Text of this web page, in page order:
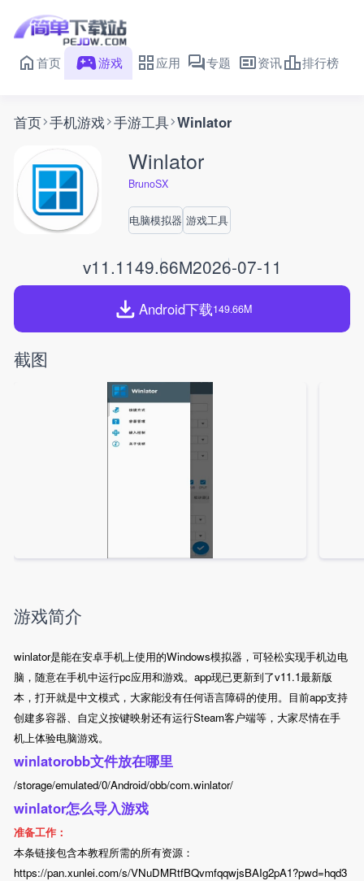
首页 游戏 应用 专题 资讯 排行榜
首页 手机游戏 手游工具 Winlator
Winlator
BrunoSX
电脑模拟器 游戏工具
v11.1 149.66M2026-07-11
Android下载149.66M
截图
游戏简介
winlator是能在安卓手机上使用的Windows模拟器，可轻松实现手机边电
脑，随意在手机中运行pc应用和游戏。app现已更新到了v11.1最新版
本，打开就是中文模式，大家能没有任何语言障碍的使用。目前app支持
创建多容器、自定义按键映射还有运行Steam客户端等，大家尽情在手
机上体验电脑游戏。
winlatorobb文件放在哪里
/storage/emulated/0/Android/obb/com.winlator/
winlator怎么导入游戏
准备工作：
本条链接包含本教程所需的所有资源：
https://pan.xunlei.com/s/VNuDMRtfBQvmfqqwjsBAIg2pA1?pwd=hqd3